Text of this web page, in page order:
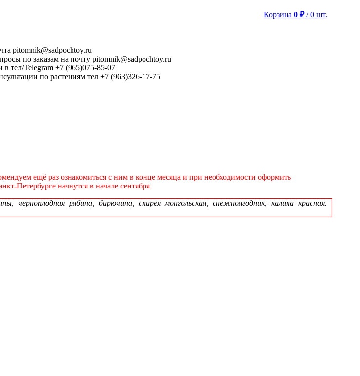
Корзина 0 ₽ /0 шт.
pitomnik@sadpochtoy.ru
по заказам на почту pitomnik@sadpochtoy.ru
в тел/Telegram +7 (965)075-85-07
по растениям тел +7 (963)326-17-75
ещё раз ознакомиться с ним в конце месяца и при необходимости оформить
начнутся в начале сентября.
рябина, бирючина, спирея монгольская, снежноягодник, калина красная.